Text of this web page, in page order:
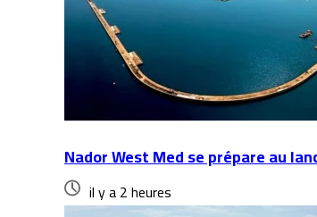
Nador West Med se prépare au
il y a 2 heures